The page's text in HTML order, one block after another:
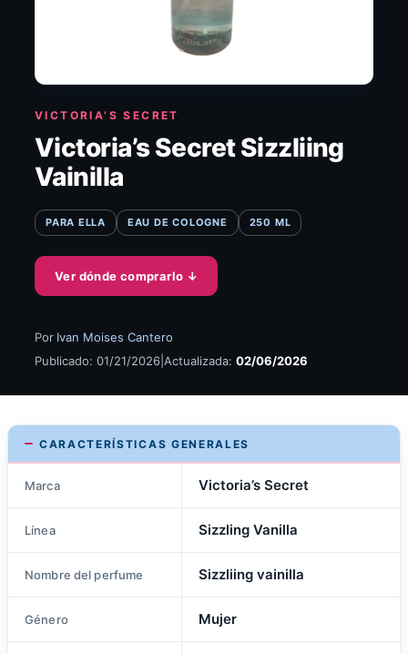
VICTORIA’S SECRET
Victoria’s Secret Sizzliing
Vainilla
PARA ELLA EAU DE COLOGNE 250 ML
Ver dónde comprarlo ↓
Por Ivan Moises Cantero
Publicado: 01/21/2026 Actualizada: 02/06/2026
CARACTERÍSTICAS GENERALES
Marca Victoria’s Secret
Línea Sizzling Vanilla
Nombre del perfume Sizzliing vainilla
Género Mujer